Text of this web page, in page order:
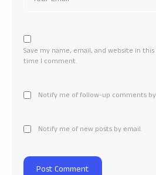
Save my name, email, and website in
time I comment.
Notify me of follow-up comments
Notify me of new posts by email.